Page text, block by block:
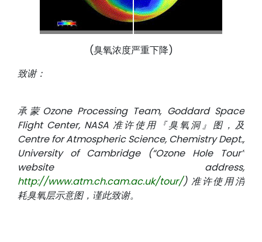
(臭氧浓度严重下降)
致谢：
承蒙Ozone Processing Team, Goddard Space
Flight Center, NASA 准许使用『臭氧洞』图，及
Centre for Atmospheric Science, Chemistry Dept.,
University of Cambridge (“Ozone Hole Tour”
website address,
http://www.atm.ch.cam.ac.uk/tour/) 准许使用消
耗臭氧层示意图，谨此致谢。